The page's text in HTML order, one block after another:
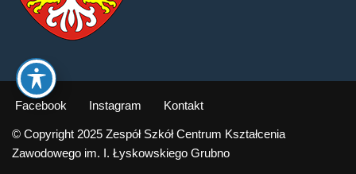
Facebook Instagram Kontakt
© Copyright 2025 Zespół Szkół Centrum Kształcenia
Zawodowego im. I. Łyskowskiego Grubno